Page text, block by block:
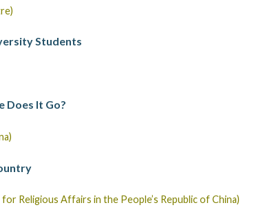
Students
Does It Go?
Religious Affairs in the People’s Republic of China)